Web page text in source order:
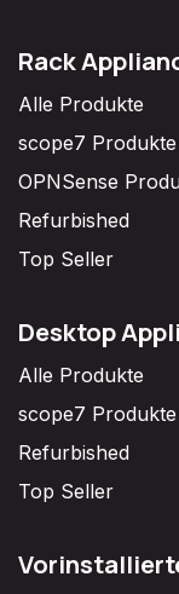
Rack
Alle Produkte
scope7 Produkte
OPNSense
Refurbished
Top Seller
Desktop
Alle Produkte
scope7 Produkte
Refurbished
Top Seller